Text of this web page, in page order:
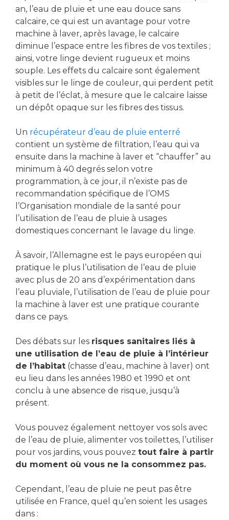
an, l’eau de pluie et une eau douce sans
calcaire, ce qui est un avantage pour votre
machine à laver, après lavage, le calcaire
diminue l’espace entre les fibres de vos textiles ;
ainsi, votre linge devient rugueux et moins
souple. Les effets du calcaire sont également
visibles sur le linge de couleur, qui perdent petit
à petit de l’éclat, à mesure que le calcaire laisse
un dépôt opaque sur les fibres des tissus.
Un récupérateur d’eau de pluie enterré
contient un système de filtration, l’eau qui va
ensuite dans la machine à laver et “chauffer” au
minimum à 40 degrés selon votre
programmation, à ce jour, il n’existe pas de
recommandation spécifique de l’OMS
l’Organisation mondiale de la santé pour
l’utilisation de l’eau de pluie à usages
domestiques concernant le lavage du linge.
À savoir, l’Allemagne est le pays européen qui
pratique le plus l’utilisation de l’eau de pluie
avec plus de 20 ans d’expérimentation dans
l’eau pluviale, l’utilisation de l’eau de pluie pour
la machine à laver est une pratique courante
dans ce pays.
Des débats sur les risques sanitaires liés à
une utilisation de l’eau de pluie à l’intérieur
de l’habitat (chasse d’eau, machine à laver) ont
eu lieu dans les années 1980 et 1990 et ont
conclu à une absence de risque, jusqu’à
présent.
Vous pouvez également nettoyer vos sols avec
de l’eau de pluie, alimenter vos toilettes, l’utiliser
pour vos jardins, vous pouvez tout faire à partir
du moment où vous ne la consommez pas.
Cependant, l’eau de pluie ne peut pas être
utilisée en France, quel qu’en soient les usages
dans :